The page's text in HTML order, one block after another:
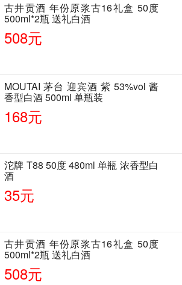
古井贡酒 年份原浆古16礼盒 50度
500ml*2瓶 送礼白酒
508元
MOUTAI 茅台 迎宾酒 紫 53%vol 酱
香型白酒 500ml 单瓶装
168元
沱牌 T88 50度 480ml 单瓶 浓香型白
酒
35元
古井贡酒 年份原浆古16礼盒 50度
500ml*2瓶 送礼白酒
508元